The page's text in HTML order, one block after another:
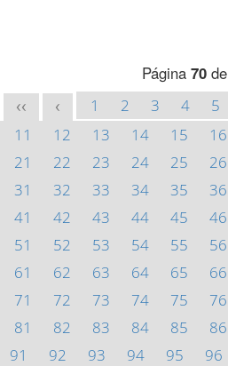
Página 70 de
<< < 1 2 3 4 5
11
12 13 14 15 16
21
22 23 24 25 26
31
32 33 34 35 36
41
42 43 44 45 46
51
52 53 54 55 56
61
62 63 64 65 66
71
72 73 74 75 76
81
82 83 84 85 86
91
92 93 94 95 96